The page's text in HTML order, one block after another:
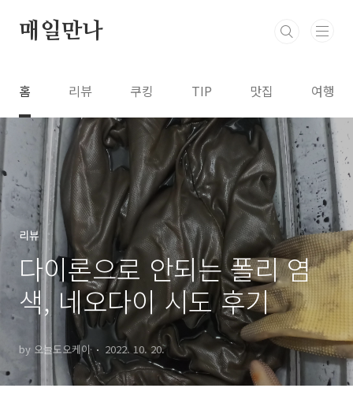
매일만나
홈 리뷰 쿠킹 TIP 맛집 여행
리뷰
다이론으로 안되는 폴리 염
색, 네오다이 시도 후기
by 오늘도오케이 2022. 10. 20.